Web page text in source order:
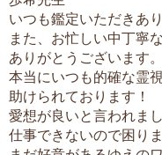
いつも鑑定いただきあ
また、お忙しい中丁寧
ありがとうございます。
本当にいつも的確な霊
助けられております！
愛想が良いと言われま
仕事できないので困り